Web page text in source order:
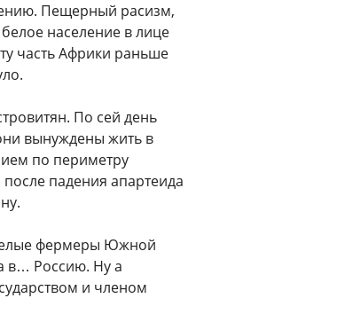
Пещерный расизм,
население в лице
часть Африки раньше
По сей день
вынуждены жить в
по периметру
падения апартеида
фермеры Южной
в… Россию. Ну а
и членом